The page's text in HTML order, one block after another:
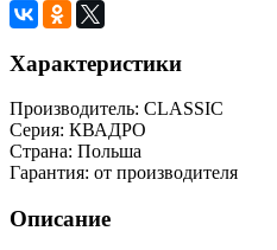
Характеристики
Производитель: CLASSIC
Серия: КВАДРО
Страна: Польша
Гарантия: от производителя
Описание